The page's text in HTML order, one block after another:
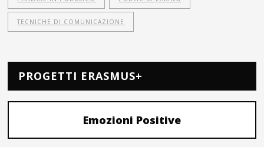
TECNICHE DI COMUNICAZIONE
PROGETTI ERASMUS+
Emozioni Positive